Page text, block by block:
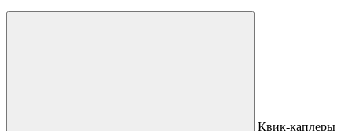
Квик-каплеры